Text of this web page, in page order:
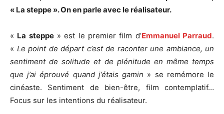
« La steppe ». On en parle avec le réalisateur.
« La steppe» est le premier film d’Emmanuel Parraud.
« Le point de départ c’est de raconter une ambiance, un
sentiment de solitude et de plénitude en même temps
que j’ai éprouvé quand j’étais gamin » se remémore le
cinéaste. Sentiment de bien-être, film contemplatif…
Focus sur les intentions du réalisateur.